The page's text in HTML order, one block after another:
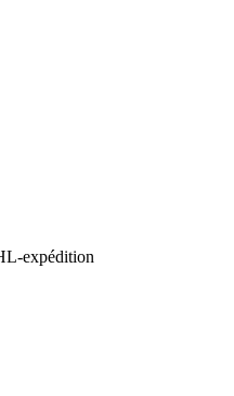
expédition